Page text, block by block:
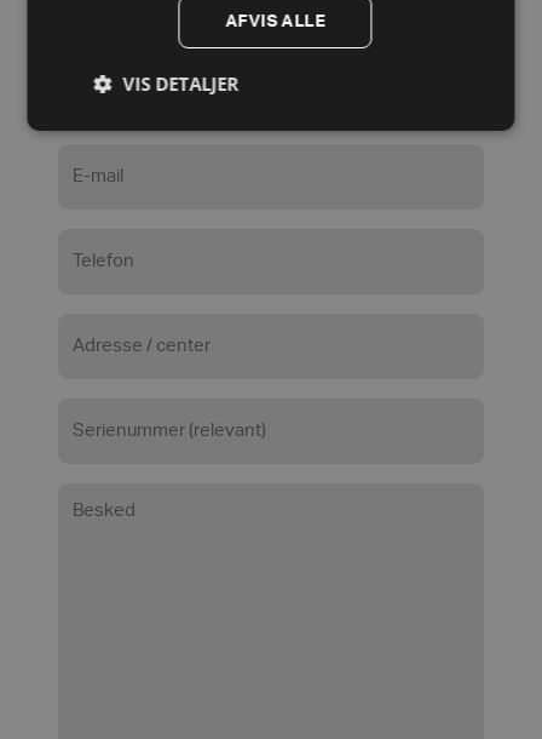
Efternavn
(relevant)
AFVIS ALLE
VIS DETALJER